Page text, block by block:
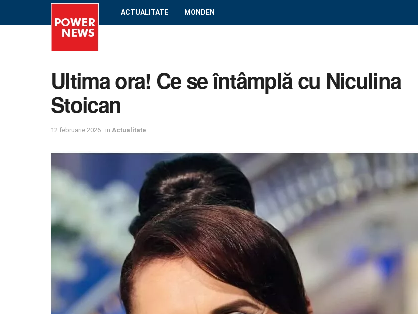
ACTUALITATE MONDEN
Ultima ora! Ce se întâmplă cu Niculina
Stoican
12 februarie 2026 in Actualitate